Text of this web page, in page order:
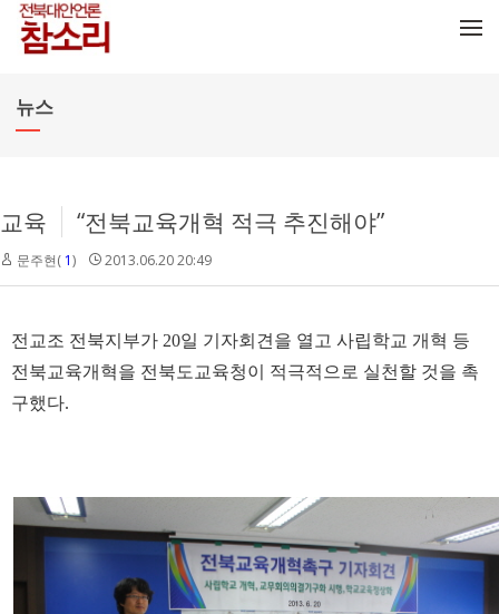
뉴스
교육 “전북교육개혁 적극 추진해야”
문주현( 1) 2013.06.20 20:49
전교조 전북지부가 20일 기자회견을 열고 사립학교 개혁 등
전북교육개혁을 전북도교육청이 적극적으로 실천할 것을 촉
구했다.